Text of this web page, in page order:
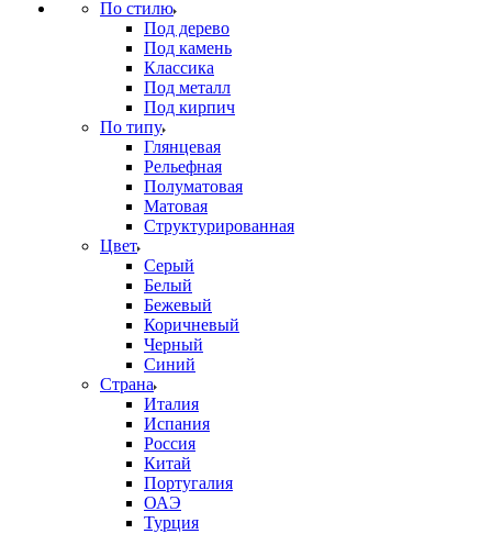
По стилю
Под дерево
Под камень
Классика
Под металл
Под кирпич
По типу
Глянцевая
Рельефная
Полуматовая
Матовая
Структурированная
Цвет
Серый
Белый
Бежевый
Коричневый
Черный
Синий
Страна
Италия
Испания
Россия
Китай
Португалия
ОАЭ
Турция